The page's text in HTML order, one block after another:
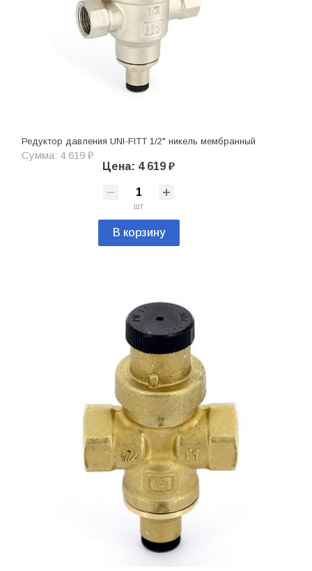
Редуктор давления UNI-FITT 1/2" никель мембранный
Сумма: 4 619 ₽
Цена: 4 619 ₽
шт
В корзину